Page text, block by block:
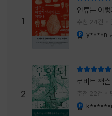
았는데,
다. '왜 이
말 믿어도
1
인류는 이렇게 역
역사가 되
추천 24건
y****n
2
로버트 잭슨
주는 실감과
내는 최상의
추천 22건
k******i